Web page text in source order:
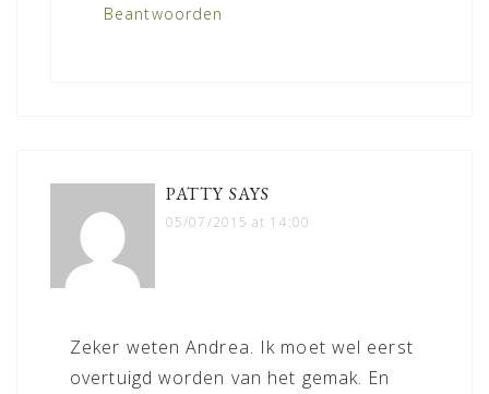
Beantwoorden
PATTY SAYS
05/07/2015 at 14:00
Zeker weten Andrea. Ik moet wel eerst
overtuigd worden van het gemak. En